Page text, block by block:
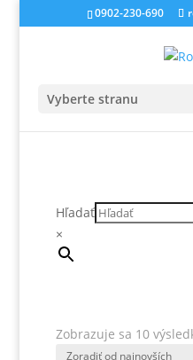
0902-230-690
Vyberte stranu
Hľadať
×
Zobrazuje sa 10